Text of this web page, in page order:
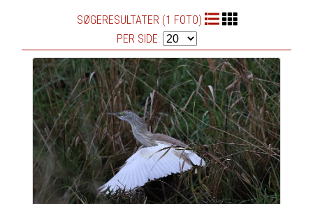
SØGERESULTATER (1 FOTO)
PER SIDE: